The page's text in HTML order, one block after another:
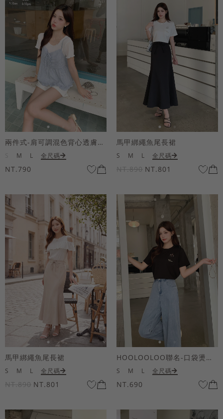
兩件式-肩可調混色背心透膚上衣套組
M L 全尺碼
NT.790
馬甲綁繩魚尾長裙
S M L 全尺碼
NT.890 NT.801
馬甲綁繩魚尾長裙
S M L 全尺碼
NT.890 NT.801
HOOLOOLOO聯名-口袋燙金KUKU熊短袖上衣
S M L 全尺碼
NT.690